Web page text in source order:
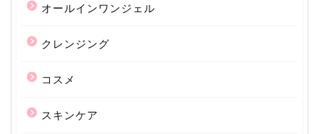
オールインワンジェル
クレンジング
コスメ
スキンケア